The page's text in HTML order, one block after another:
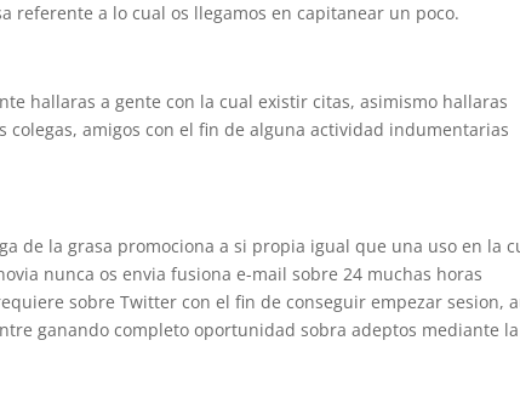
referente a lo cual os llegamos en capitanear un poco.
hallaras a gente con la cual existir citas, asimismo hallaras
amigos con el fin de alguna actividad indumentarias
de la grasa promociona a si propia igual que una uso en la
nunca os envia fusiona e-mail sobre 24 muchas horas
sobre Twitter con el fin de conseguir empezar sesion,
ganando completo oportunidad sobra adeptos mediante la